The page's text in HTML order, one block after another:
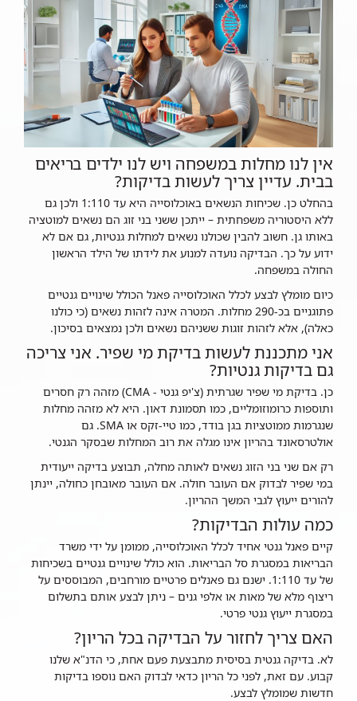
אין לנו מחלות במשפחה ויש לנו ילדים בריאים
בבית. עדיין צריך לעשות בדיקות?
בהחלט כן. שכיחות הנשאים באוכלוסייה היא עד 1:110 ולכן גם
ללא היסטוריה משפחתית – ייתכן ששני בני זוג הם נשאים למוטציה
באותו גן. חשוב להבין שכולנו נשאים למחלות גנטיות, גם אם לא
ידוע על כך. הבדיקה נועדה למנוע את לידתו של הילד הראשון
החולה במשפחה.
כיום מומלץ לבצע לכלל האוכלוסייה פאנל הכולל שינויים גנטיים
פתוגניים בכ-290 מחלות. המטרה אינה לזהות נשאים (כי כולנו
כאלה), אלא לזהות זוגות ששניהם נשאים ולכן נמצאים בסיכון.
אני מתכננת לעשות בדיקת מי שפיר. אני צריכה
גם בדיקות גנטיות?
כן. בדיקת מי שפיר שגרתית (צ'יפ גנטי - CMA) מזהה רק חסרים
ותוספות כרומוזומליים, כמו תסמונת דאון. היא לא מזהה מחלות
שנגרמות ממוטציות בגן בודד, כמו טיי-זקס או SMA. גם
אולטרסאונד בהריון אינו מגלה את רוב המחלות שבסקר הגנטי.
רק אם שני בני הזוג נשאים לאותה מחלה, תבוצע בדיקה ייעודית
במי שפיר לבדוק אם העובר חולה. אם העובר מאובחן כחולה, יינתן
להורים ייעוץ לגבי המשך ההריון.
כמה עולות הבדיקות?
קיים פאנל גנטי אחיד לכלל האוכלוסייה, ממומן על ידי משרד
הבריאות במסגרת סל הבריאות. הוא כולל שינויים גנטיים בשכיחות
של עד 1:110. ישנם גם פאנלים פרטיים מורחבים, המבוססים על
ריצוף מלא של מאות או אלפי גנים – ניתן לבצע אותם בתשלום
במסגרת ייעוץ גנטי פרטי.
האם צריך לחזור על הבדיקה בכל הריון?
לא. בדיקה גנטית בסיסית מתבצעת פעם אחת, כי הדנ"א שלנו
קבוע. עם זאת, לפני כל הריון כדאי לבדוק האם נוספו בדיקות
חדשות שמומלץ לבצע.